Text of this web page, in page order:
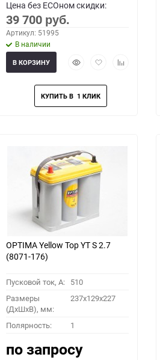
Цена без ECOном скидки:
39 700 руб.
Артикул: 51995
В наличии
БыстрыйДобавить
избранное
Добавить
В КОРЗИНУ
OPTIMA Yellow Top YT S 2.7
(8071-176)
Пусковой ток, A: 510
Размеры
(ДхШхВ), мм:
237x129x227
Полярность: 1
по запросу